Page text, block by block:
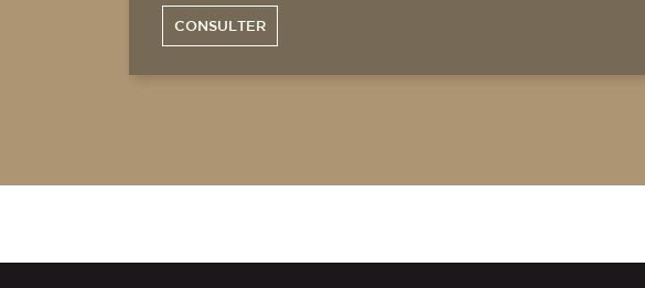
CONSULTER